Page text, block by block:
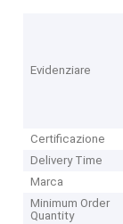
Evidenziare
Certificazione
Delivery Time
Marca
Minimum Order
Quantity